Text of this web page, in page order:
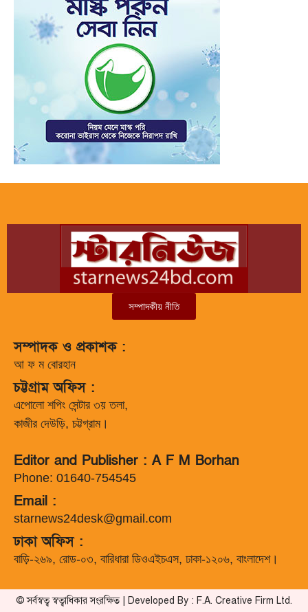
সম্পাদকীয় নীতি
সম্পাদক ও প্রকাশক :
আ ফ ম বোরহান
চট্টগ্রাম অফিস :
এপোলো শপিং সেন্টার ৩য় তলা,
কাজীর দেউড়ি, চট্টগ্রাম।
Editor and Publisher : A F M Borhan
Phone: 01640-754545
Email :
starnews24desk@gmail.com
ঢাকা অফিস :
বাড়ি-২৬৯, রোড-০৩, বারিধারা ডিওএইচএস, ঢাকা-১২০৬, বাংলাদেশ।
© সর্বস্বত্ব স্বত্বাধিকার সংরক্ষিত | Developed By : F.A. Creative Firm Ltd.